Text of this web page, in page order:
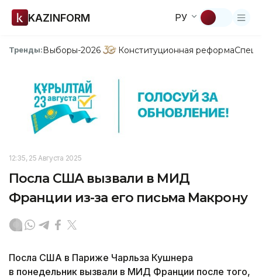
KAZINFORM РУ
Тренды:Выборы-2026 Конституционная реформа
12:35, 25 Августа 2025
Посла США вызвали в МИД
Франции из-за его письма Макрону
Посла США в Париже Чарльза Кушнера
в понедельник вызвали в МИД Франции после того,